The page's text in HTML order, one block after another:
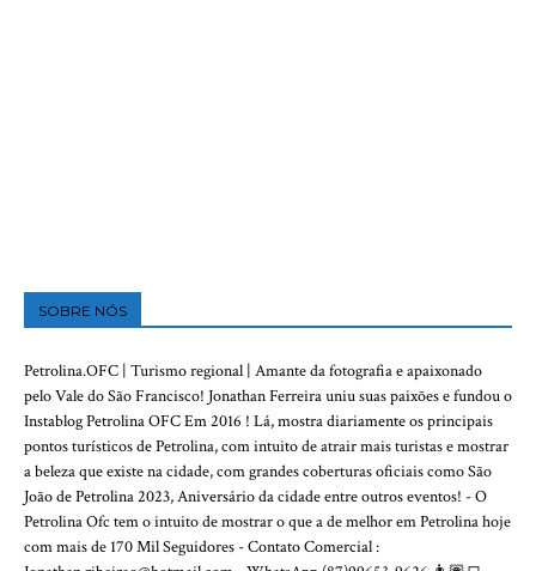
SOBRE NÓS
Petrolina.OFC | Turismo regional | Amante da fotografia e apaixonado
pelo Vale do São Francisco! Jonathan Ferreira uniu suas paixões e fundou o
Instablog Petrolina OFC Em 2016 ! Lá, mostra diariamente os principais
pontos turísticos de Petrolina, com intuito de atrair mais turistas e mostrar
a beleza que existe na cidade, com grandes coberturas oficiais como São
João de Petrolina 2023, Aniversário da cidade entre outros eventos! - O
Petrolina Ofc tem o intuito de mostrar o que a de melhor em Petrolina hoje
com mais de 170 Mil Seguidores - Contato Comercial :